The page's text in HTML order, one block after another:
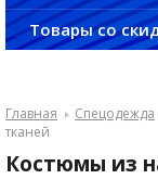
Товары со
Главная Спецодежда
тканей
Костюмы из